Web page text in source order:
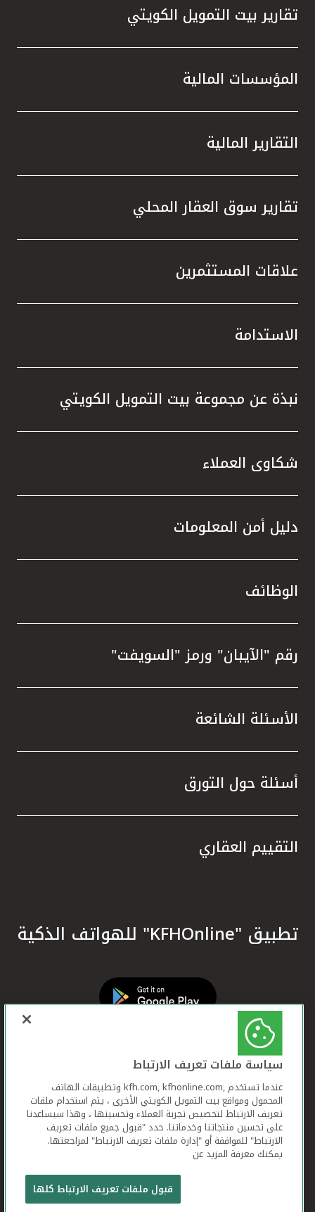
تقارير بيت التمويل الكويتي
المؤسسات المالية
التقارير المالية
تقارير سوق العقار المحلي
علاقات المستثمرين
الاستدامة
نبذة عن مجموعة بيت التمويل الكويتي
شكاوى العملاء
دليل أمن المعلومات
الوظائف
رقم "الآيبان" ورمز "السويفت"
الأسئلة الشائعة
أسئلة حول التورق
التقييم العقاري
تطبيق "KFHOnline" للهواتف الذكية
بيت التمويل الكويتي جميع الحقوق محفوظة © 2026
سياسة ملفات تعريف الارتباط
عندما تستخدم ,kfh.com, kfhonline.com وتطبيقات الهاتف
المحمول ومواقع بيت التمويل الكويتي الأخرى ، يتم استخدام ملفات
تعريف الارتباط لتخصيص تجربة العملاء وتحسينها ، وهذا سيساعدنا
على تحسين منتجاتنا وخدماتنا. حدد "قبول جميع ملفات تعريف
الارتباط" للموافقة أو "إدارة ملفات تعريف الارتباط" لمراجعتها.
يمكنك معرفة المزيد عن
قبول ملفات تعريف الارتباط كلها